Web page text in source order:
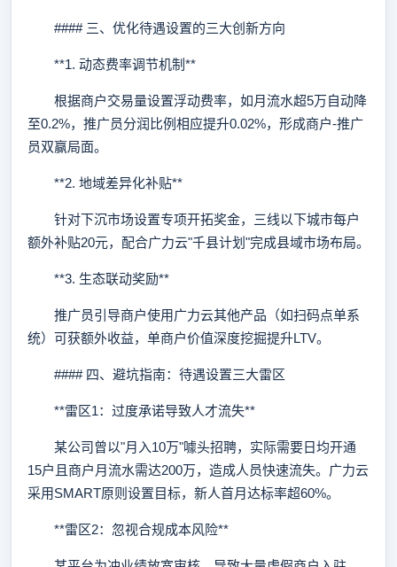
#### 三、优化待遇设置的三大创新方向
**1. 动态费率调节机制**
根据商户交易量设置浮动费率，如月流水超5万自动降
至0.2%，推广员分润比例相应提升0.02%，形成商户-推广
员双赢局面。
**2. 地域差异化补贴**
针对下沉市场设置专项开拓奖金，三线以下城市每户
额外补贴20元，配合广力云"千县计划"完成县域市场布局。
**3. 生态联动奖励**
推广员引导商户使用广力云其他产品（如扫码点单系
统）可获额外收益，单商户价值深度挖掘提升LTV。
#### 四、避坑指南：待遇设置三大雷区
**雷区1：过度承诺导致人才流失**
某公司曾以"月入10万"噱头招聘，实际需要日均开通
15户且商户月流水需达200万，造成人员快速流失。广力云
采用SMART原则设置目标，新人首月达标率超60%。
**雷区2：忽视合规成本风险**